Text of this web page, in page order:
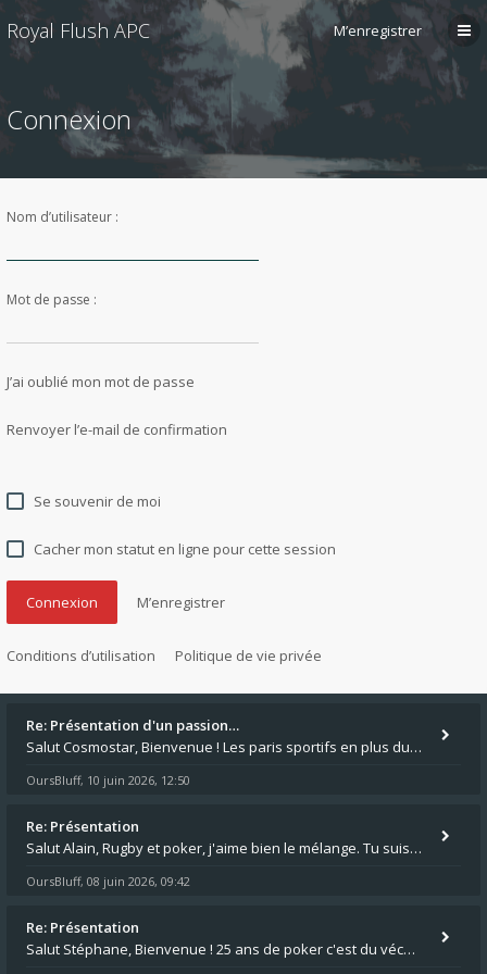
Royal Flush APC M’enregistrer
Connexion
Nom d’utilisateur :
Mot de passe :
J’ai oublié mon mot de passe
Renvoyer l’e-mail de confirmation
Se souvenir de moi
Cacher mon statut en ligne pour cette session
M’enregistrer
Conditions d’utilisation Politique de vie privée
Re: Présentation d'un passion…
Salut Cosmostar, Bienvenue ! Les paris sportifs en plus du poker, c'est ce que je fais aussi. Surtout la NBA, je mise su
OursBluff, 10 juin 2026, 12:50
Re: Présentation
Salut Alain, Rugby et poker, j'aime bien le mélange. Tu suis le rugby du coin ? Moi j'essaie d'aller voir des matchs de
OursBluff, 08 juin 2026, 09:42
Re: Présentation
Salut Stéphane, Bienvenue ! 25 ans de poker c'est du vécu quand même. Moi je suis relativementnouveau (2018) mais j'ai a